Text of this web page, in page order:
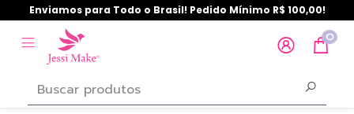
Enviamos para Todo o Brasil! Pedido Mínimo R$ 100,00!
0